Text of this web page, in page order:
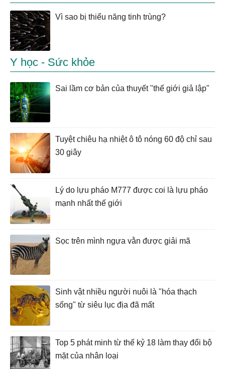
Vì sao bị thiểu năng tinh trùng?
Y học - Sức khỏe
Sai lầm cơ bản của thuyết "thế giới giả lập"
Tuyệt chiêu hạ nhiệt ô tô nóng 60 độ chỉ sau
30 giây
Lý do lựu pháo M777 được coi là lựu pháo
mạnh nhất thế giới
Sọc trên mình ngựa vằn được giải mã
Sinh vật nhiều người nuôi là "hóa thạch
sống" từ siêu lục địa đã mất
Top 5 phát minh từ thế kỷ 18 làm thay đổi bộ
mặt của nhân loại